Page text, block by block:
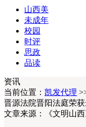
山西美
未成年
校园
时评
思政
品读
资讯
当前位置： 凯发代理
晋源法院晋阳法庭荣
文章来源：《文明山